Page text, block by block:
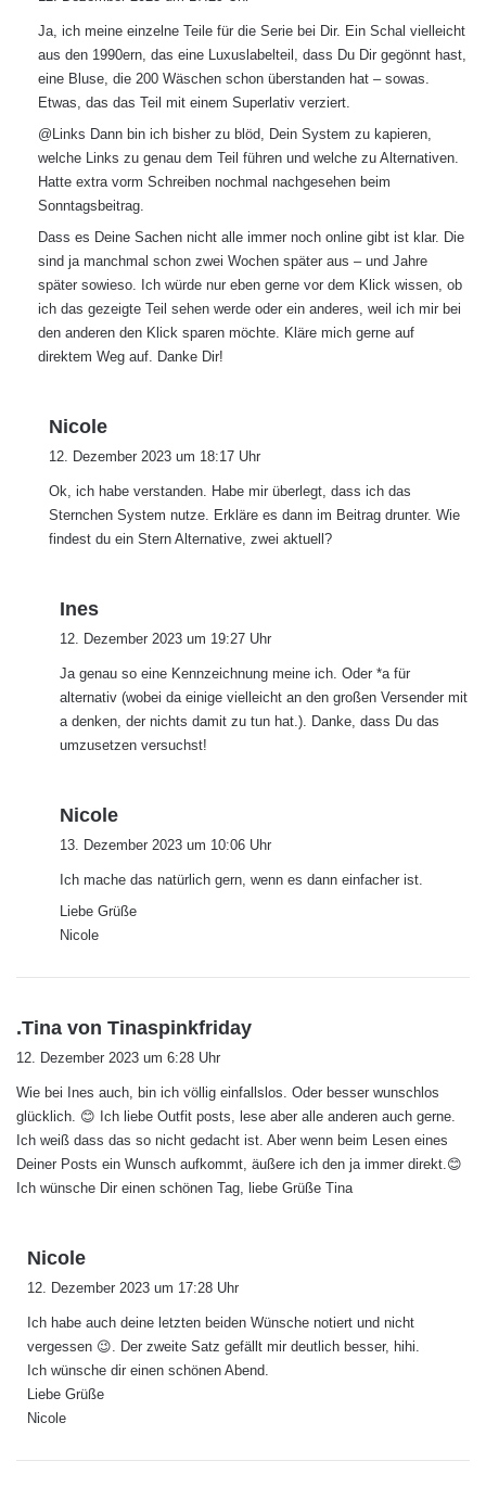
t
:
Ja, ich meine einzelne Teile für die Serie bei Dir. Ein Schal vielleicht
aus den 1990ern, das eine Luxuslabelteil, dass Du Dir gegönnt hast,
eine Bluse, die 200 Wäschen schon überstanden hat – sowas.
Etwas, das das Teil mit einem Superlativ verziert.
@Links Dann bin ich bisher zu blöd, Dein System zu kapieren,
welche Links zu genau dem Teil führen und welche zu Alternativen.
Hatte extra vorm Schreiben nochmal nachgesehen beim
Sonntagsbeitrag.
Dass es Deine Sachen nicht alle immer noch online gibt ist klar. Die
sind ja manchmal schon zwei Wochen später aus – und Jahre
später sowieso. Ich würde nur eben gerne vor dem Klick wissen, ob
ich das gezeigte Teil sehen werde oder ein anderes, weil ich mir bei
den anderen den Klick sparen möchte. Kläre mich gerne auf
direktem Weg auf. Danke Dir!
Nicole
t
:
12. Dezember 2023 um 18:17 Uhr
Ok, ich habe verstanden. Habe mir überlegt, dass ich das
Sternchen System nutze. Erkläre es dann im Beitrag drunter. Wie
findest du ein Stern Alternative, zwei aktuell?
Ines
t
:
12. Dezember 2023 um 19:27 Uhr
Ja genau so eine Kennzeichnung meine ich. Oder *a für
alternativ (wobei da einige vielleicht an den großen Versender mit
a denken, der nichts damit zu tun hat.). Danke, dass Du das
umzusetzen versuchst!
Nicole
t
:
13. Dezember 2023 um 10:06 Uhr
Ich mache das natürlich gern, wenn es dann einfacher ist.
Liebe Grüße
Nicole
.Tina von Tinaspinkfriday
t
:
12. Dezember 2023 um 6:28 Uhr
Wie bei Ines auch, bin ich völlig einfallslos. Oder besser wunschlos
glücklich. 😊 Ich liebe Outfit posts, lese aber alle anderen auch gerne.
Ich weiß dass das so nicht gedacht ist. Aber wenn beim Lesen eines
Deiner Posts ein Wunsch aufkommt, äußere ich den ja immer direkt.😊
Ich wünsche Dir einen schönen Tag, liebe Grüße Tina
Nicole
t
:
12. Dezember 2023 um 17:28 Uhr
Ich habe auch deine letzten beiden Wünsche notiert und nicht
vergessen 😉. Der zweite Satz gefällt mir deutlich besser, hihi.
Ich wünsche dir einen schönen Abend.
Liebe Grüße
Nicole